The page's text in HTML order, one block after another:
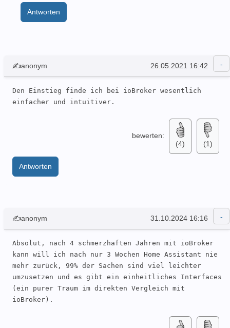
Antworten
✍anonym 26.05.2021 16:42
Den Einstieg finde ich bei ioBroker wesentlich
einfacher und intuitiver.
bewerten:
(4)
(1)
Antworten
✍anonym 31.10.2024 16:16
Absolut, nach 4 schmerzhaften Jahren mit ioBroker
kann will ich nach nur 3 Wochen Home Assistant nie
mehr zurück, 99% der Sachen sind viel leichter
umzusetzen und es gibt ein einheitliches Interfaces
(ein purer Traum im direkten Vergleich mit
ioBroker).